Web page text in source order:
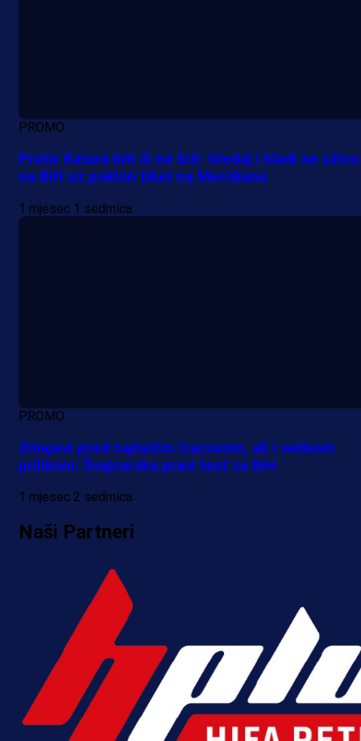
PROMO
Protiv Katara biti ili ne biti: Gledaj i kladi se uživo
na BiH uz poklon tiket na Meridianu
1 mjesec 1 sedmica
PROMO
Zmajevi pred najtežim izazovom, ali i velikom
prilikom: Švajcarska pravi test za BiH
1 mjesec 2 sedmica
Naši Partneri